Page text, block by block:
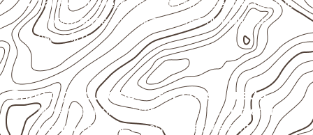
Valide com o responsável técnico qualquer uso que
envolva carga, exposição intensa ou requisitos
específicos.
Onde o produto pode ser considerado
Móveis, divisórias e componentes de marcenaria
técnica, conforme exposição e acabamento.